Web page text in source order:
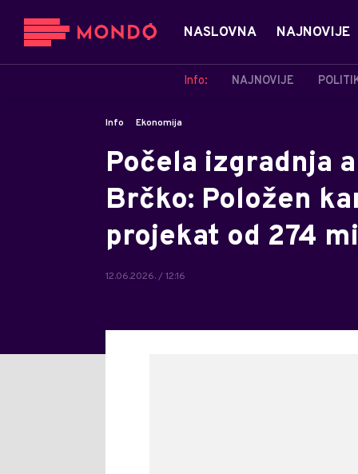
NASLOVNA NAJNOVIJE
Info: NAJNOVIJE
Info Ekonomija
Počela izgradnja
Brčko: Položen
projekat od 274
12.06.2026. / 12:16